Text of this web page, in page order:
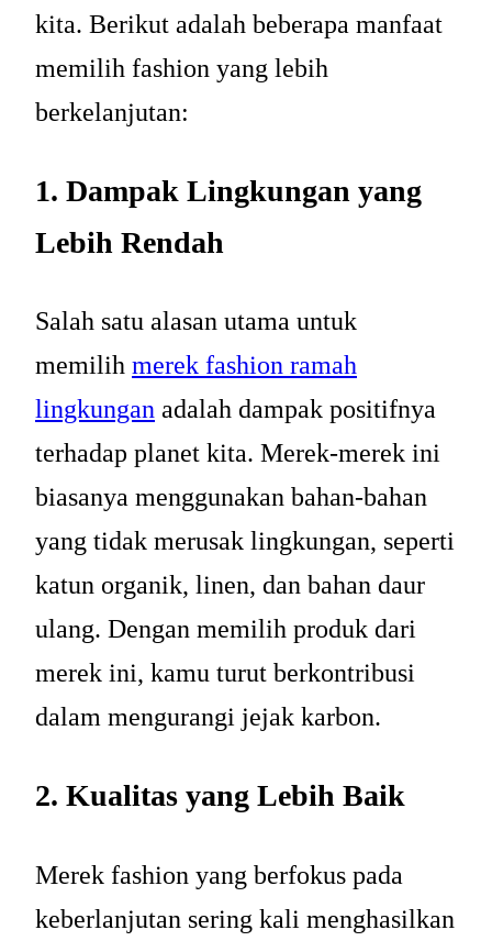
kita. Berikut adalah beberapa manfaat
memilih fashion yang lebih
berkelanjutan:
1. Dampak Lingkungan yang
Lebih Rendah
Salah satu alasan utama untuk
memilih merek fashion ramah
lingkungan adalah dampak positifnya
terhadap planet kita. Merek-merek ini
biasanya menggunakan bahan-bahan
yang tidak merusak lingkungan, seperti
katun organik, linen, dan bahan daur
ulang. Dengan memilih produk dari
merek ini, kamu turut berkontribusi
dalam mengurangi jejak karbon.
2. Kualitas yang Lebih Baik
Merek fashion yang berfokus pada
keberlanjutan sering kali menghasilkan